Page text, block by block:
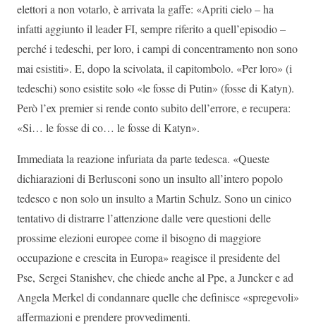
elettori a non votarlo, è arrivata la gaffe: «Apriti cielo – ha
infatti aggiunto il leader FI, sempre riferito a quell’episodio –
perché i tedeschi, per loro, i campi di concentramento non sono
mai esistiti». E, dopo la scivolata, il capitombolo. «Per loro» (i
tedeschi) sono esistite solo «le fosse di Putin» (fosse di Katyn).
Però l’ex premier si rende conto subito dell’errore, e recupera:
«Si… le fosse di co… le fosse di Katyn».
Immediata la reazione infuriata da parte tedesca. «Queste
dichiarazioni di Berlusconi sono un insulto all’intero popolo
tedesco e non solo un insulto a Martin Schulz. Sono un cinico
tentativo di distrarre l’attenzione dalle vere questioni delle
prossime elezioni europee come il bisogno di maggiore
occupazione e crescita in Europa» reagisce il presidente del
Pse, Sergei Stanishev, che chiede anche al Ppe, a Juncker e ad
Angela Merkel di condannare quelle che definisce «spregevoli»
affermazioni e prendere provvedimenti.